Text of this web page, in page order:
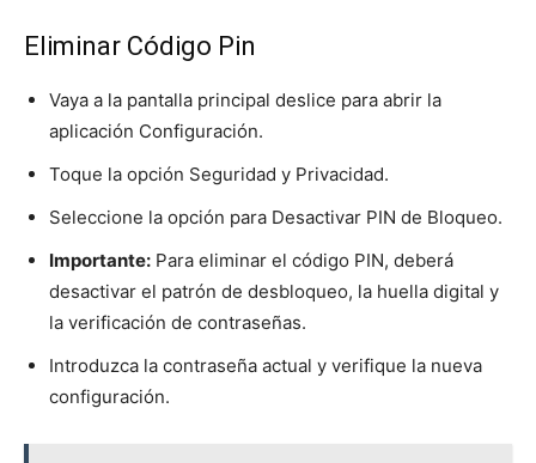
Eliminar Código Pin
Vaya a la pantalla principal deslice para abrir la
aplicación Configuración.
Toque la opción Seguridad y Privacidad.
Seleccione la opción para Desactivar PIN de Bloqueo.
Importante: Para eliminar el código PIN, deberá
desactivar el patrón de desbloqueo, la huella digital y
la verificación de contraseñas.
Introduzca la contraseña actual y verifique la nueva
configuración.